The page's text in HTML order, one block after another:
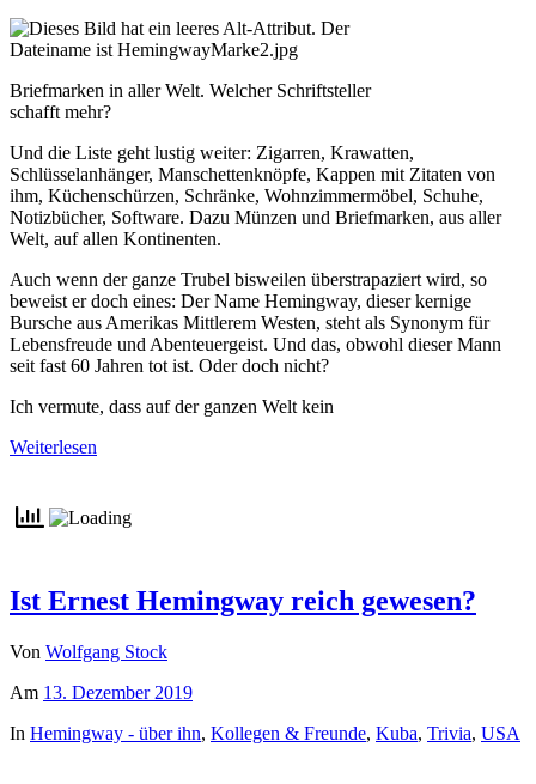
Briefmarken in aller Welt. Welcher Schriftsteller
schafft mehr?
Und die Liste geht lustig weiter: Zigarren, Krawatten,
Schlüsselanhänger, Manschettenknöpfe, Kappen mit Zitaten von
ihm, Küchenschürzen, Schränke, Wohnzimmermöbel, Schuhe,
Notizbücher, Software. Dazu Münzen und Briefmarken, aus aller
Welt, auf allen Kontinenten.
Auch wenn der ganze Trubel bisweilen überstrapaziert wird, so
beweist er doch eines: Der Name Hemingway, dieser kernige
Bursche aus Amerikas Mittlerem Westen, steht als Synonym für
Lebensfreude und Abenteuergeist. Und das, obwohl dieser Mann
seit fast 60 Jahren tot ist. Oder doch nicht?
Ich vermute, dass auf der ganzen Welt kein
Weiterlesen
Ist Ernest Hemingway reich gewesen?
Von Wolfgang Stock
Am 13. Dezember 2019
In Hemingway - über ihn, Kollegen & Freunde, Kuba, Trivia, USA